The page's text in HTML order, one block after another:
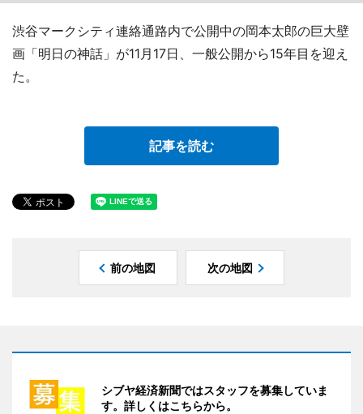
渋谷マークシティ連絡通路内で公開中の岡本太郎の巨大壁
画「明日の神話」が11月17日、一般公開から15年目を迎え
た。
記事を読む
前の地図 次の地図
シブヤ経済新聞ではスタッフを募集していま
す。詳しくはこちらから。